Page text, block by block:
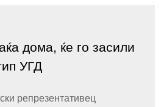
дома, ќе го засили
УГД
репрезентативец